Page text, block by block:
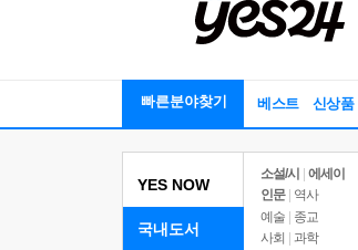
빠른분야찾기 베스트 신상품
YES NOW
국내도서
소설/시
에세이
인문
역사
예술 | 종교
사회 | 과학